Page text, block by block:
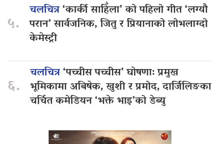
५.
चलचित्र‘कार्की साहिँला’ को पहिलो गीत ‘लग्यौ
परान’ सार्वजनिक, जितु र प्रियानाको लोभलाग्दो
केमेस्ट्री
६.
चलचित्र‘पच्चीस पच्चीस’ घोषणा: प्रमुख
भूमिकामा अबिषेक, खुशी र प्रमोद, दार्जिलिङका
चर्चित कमेडियन ‘भक्ते भाइ’को डेब्यु